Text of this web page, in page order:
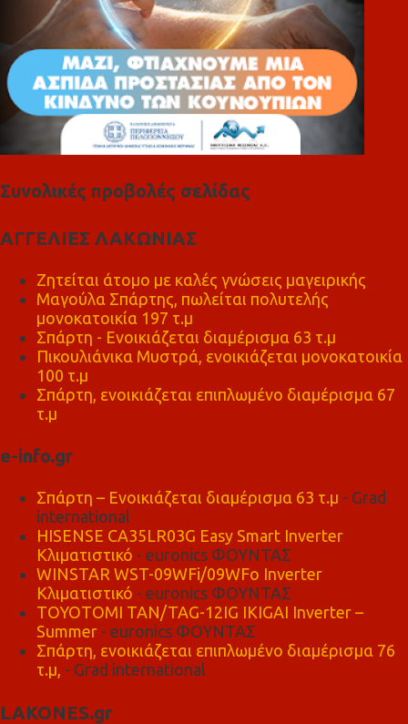
Συνολικές προβολές σελίδας
ΑΓΓΕΛΙΕΣ ΛΑΚΩΝΙΑΣ
Ζητείται άτομο με καλές γνώσεις μαγειρικής
Μαγούλα Σπάρτης, πωλείται πολυτελής
μονοκατοικία 197 τ.μ
Σπάρτη - Ενοικιάζεται διαμέρισμα 63 τ.μ
Πικουλιάνικα Μυστρά, ενοικιάζεται μονοκατοικία
100 τ.μ
Σπάρτη, ενοικιάζεται επιπλωμένο διαμέρισμα 67
τ.μ
e-info.gr
Σπάρτη – Ενοικιάζεται διαμέρισμα 63 τ.μ - Grad
international
HISENSE CA35LR03G Easy Smart Inverter
Κλιματιστικό - euronics ΦΟΥΝΤΑΣ
WINSTAR WST-09WFi/09WFo Inverter
Κλιματιστικό - euronics ΦΟΥΝΤΑΣ
TOYOTOMI TAN/TAG-12IG IKIGAI Inverter –
Summer - euronics ΦΟΥΝΤΑΣ
Σπάρτη, ενοικιάζεται επιπλωμένο διαμέρισμα 76
τ.μ, - Grad international
LAKONES.gr